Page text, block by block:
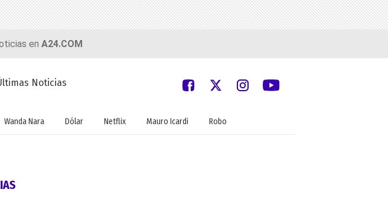
en A24.COM
Noticias
Wanda Nara Dólar Netflix Mauro Icardi Robo